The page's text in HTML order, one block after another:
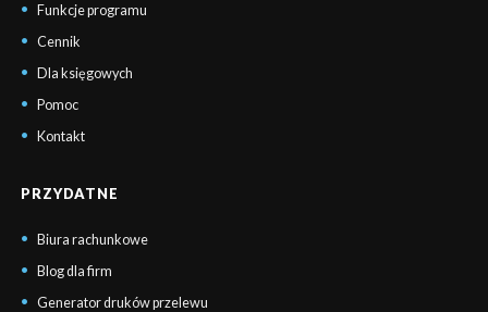
Funkcje programu
Cennik
Dla księgowych
Pomoc
Kontakt
PRZYDATNE
Biura rachunkowe
Blog dla firm
Generator druków przelewu